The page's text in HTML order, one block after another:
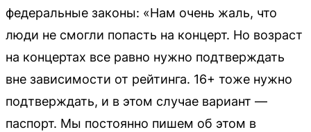
федеральные законы: «Нам очень жаль, что
люди не смогли попасть на концерт. Но возраст
на концертах все равно нужно подтверждать
вне зависимости от рейтинга. 16+ тоже нужно
подтверждать, и в этом случае вариант —
паспорт. Мы постоянно пишем об этом в